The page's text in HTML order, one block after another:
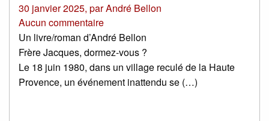
30 janvier 2025, parAndré Bellon
Aucun commentaire
Un livre/roman d’André Bellon
Frère Jacques, dormez-vous ?
Le 18 juin 1980, dans un village reculé de la Haute
Provence, un événement inattendu se (…)